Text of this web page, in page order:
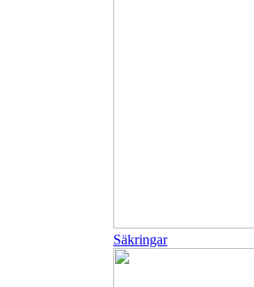
Säkringar